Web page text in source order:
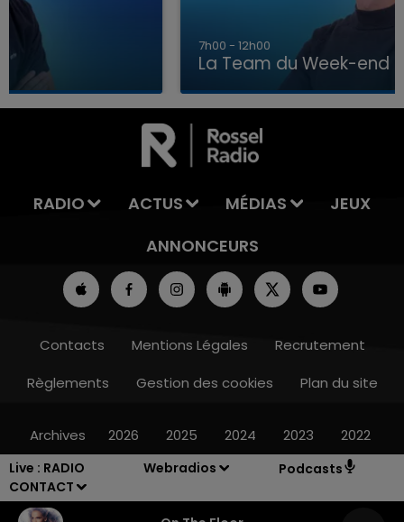
Live : RADIO
CONTACT
Webradios Podcasts
LA TEAM DU WEEK-END
7h00 - 12h00
La Team du Week-end
RADIO ACTUS MÉDIAS
JEUX
ANNONCEURS
Contacts Mentions Légales
Recrutement
Règlements
Gestion des cookies Plan du site
Archives 2026 2025 2024 2023 2022